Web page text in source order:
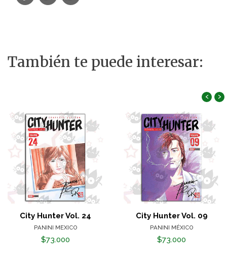
También te puede interesar:
City Hunter Vol. 24
PANINI MEXICO
$73.000
City Hunter Vol. 09
PANINI MÉXICO
$73.000
‹ ›